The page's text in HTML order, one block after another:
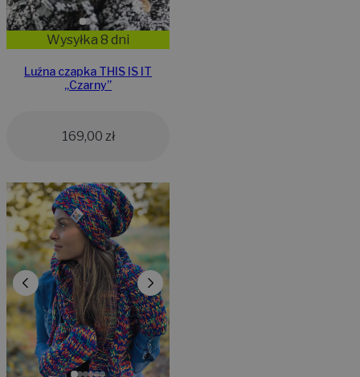
Wysyłka 8 dni
Luźna czapka THIS IS IT
„Czarny”
169,00 zł